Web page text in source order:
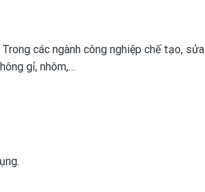
các ngành công nghiệp chế tạo, sửa
gỉ, nhôm,…